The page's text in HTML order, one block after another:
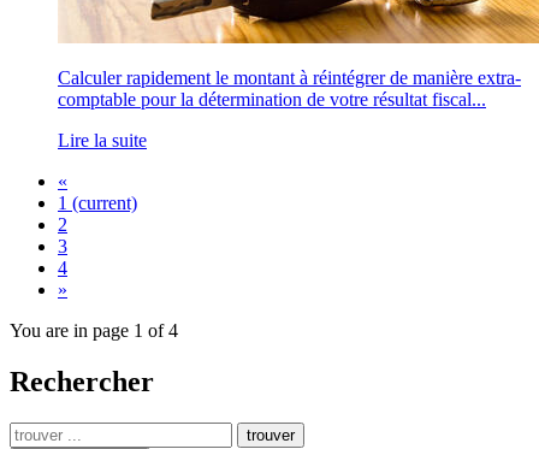
Calculer rapidement le montant à réintégrer de manière extra-
comptable pour la détermination de votre résultat fiscal...
Lire la suite
«
1 (current)
2
3
4
»
You are in page 1 of 4
Rechercher
trouver